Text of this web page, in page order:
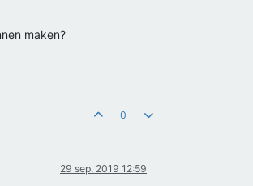
maken?
0
29 sep. 2019 12:59